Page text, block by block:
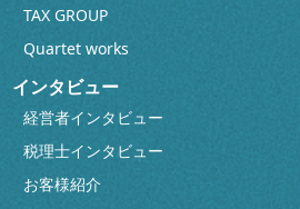
TAX GROUP
Quartet works
インタビュー
経営者インタビュー
税理士インタビュー
お客様紹介